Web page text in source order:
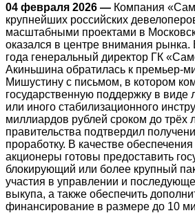
04 февраля 2026 — Компания
крупнейших российских
масштабными проектами в
оказался в центре внимания
года генеральный директор ГК
Акиньшина обратилась к премьер-
Мишустину с письмом, в котором
государственную поддержку в виде
или иного стабилизационного
миллиардов рублей сроком до трёх
правительства подтвердил
проработку. В качестве
акционеры готовы предоставить
блокирующий или более крупный
участия в управлении и
выкупа, а также обеспечить
финансирование в размере до 10